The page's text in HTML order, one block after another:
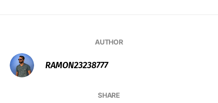
AUTHOR
RAMON23238777
SHARE